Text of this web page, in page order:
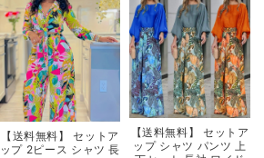
【送料無料】 セットア
ップ 2ピース シャツ 長
【送料無料】 セットア
ップ シャツ パンツ 上